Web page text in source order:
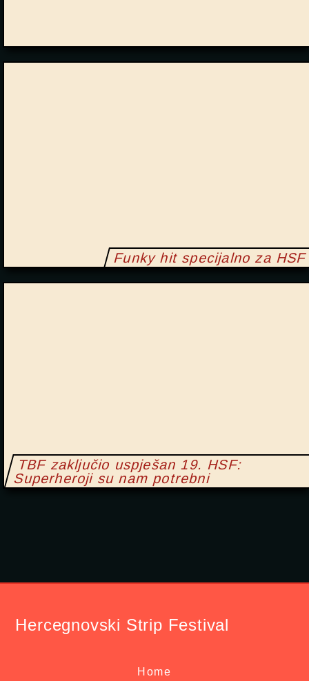
Funky hit specijalno za HSF
TBF zaključio uspješan 19. HSF:
Superheroji su nam potrebni
Hercegnovski Strip Festival
Home